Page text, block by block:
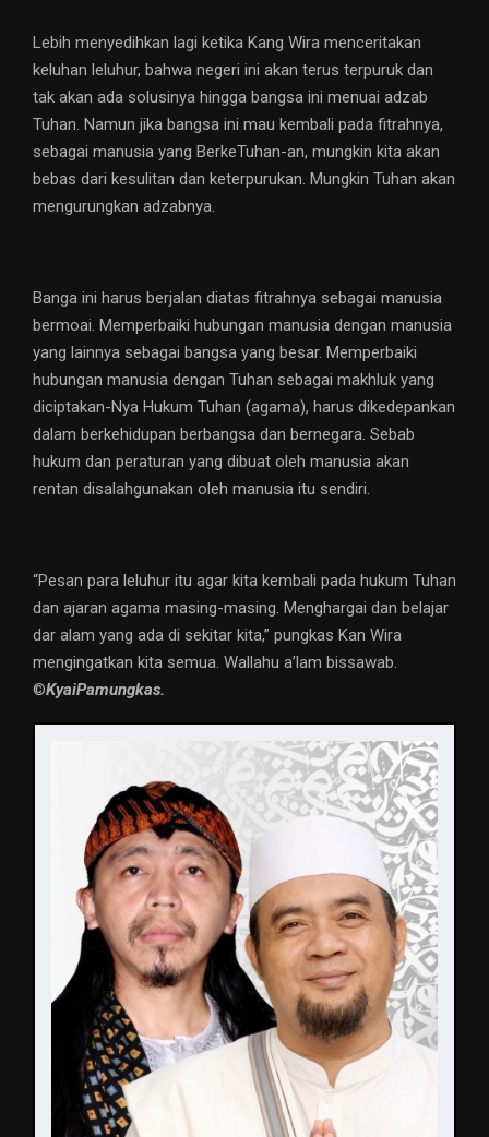
Lebih menyedihkan lagi ketika Kang Wira menceritakan
keluhan leluhur, bahwa negeri ini akan terus terpuruk dan
tak akan ada solusinya hingga bangsa ini menuai adzab
Tuhan. Namun jika bangsa ini mau kembali pada fitrahnya,
sebagai manusia yang BerkeTuhan-an, mungkin kita akan
bebas dari kesulitan dan keterpurukan. Mungkin Tuhan akan
mengurungkan adzabnya.
Banga ini harus berjalan diatas fitrahnya sebagai manusia
bermoai. Memperbaiki hubungan manusia dengan manusia
yang lainnya sebagai bangsa yang besar. Memperbaiki
hubungan manusia dengan Tuhan sebagai makhluk yang
diciptakan-Nya Hukum Tuhan (agama), harus dikedepankan
dalam berkehidupan berbangsa dan bernegara. Sebab
hukum dan peraturan yang dibuat oleh manusia akan
rentan disalahgunakan oleh manusia itu sendiri.
“Pesan para leluhur itu agar kita kembali pada hukum Tuhan
dan ajaran agama masing-masing. Menghargai dan belajar
dar alam yang ada di sekitar kita,” pungkas Kan Wira
mengingatkan kita semua. Wallahu a’lam bissawab.
©️KyaiPamungkas.